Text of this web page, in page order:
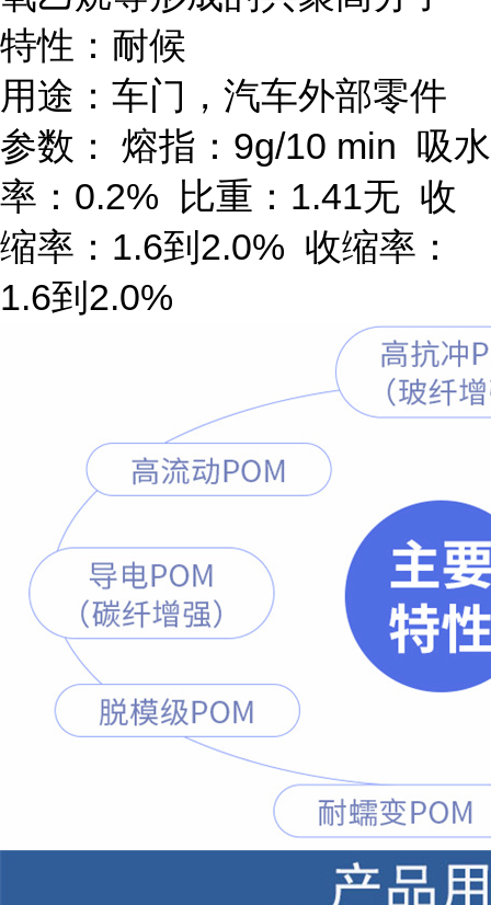
特性：耐候
用途：车门，汽车外部零件
参数： 熔指：9g/10 min 吸水
率：0.2% 比重：1.41无 收
缩率：1.6到2.0% 收缩率：
1.6到2.0%